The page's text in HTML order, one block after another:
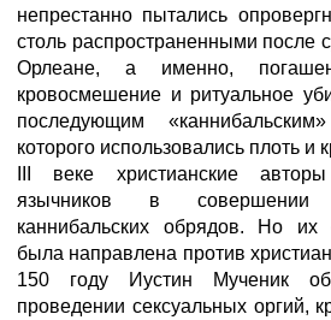
непрестанно пытались
столь распространенными после
Орлеане, а именно,
кровосмешение и ритуальное
последующим
которого использовались плоть и
III веке христианские
язычников в
каннибальских обрядов. Но их
была направлена против
150 году Иустин Мученик
проведении сексуальных оргий,